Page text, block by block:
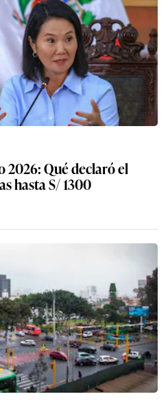
2026: Qué declaró el
hasta S/ 1300